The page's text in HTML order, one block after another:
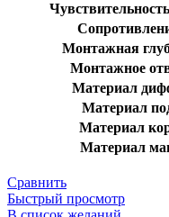
Монтажная
Монтажное
Материал
Материал
Материал
Материал
Сравнить
Быстрый просмотр